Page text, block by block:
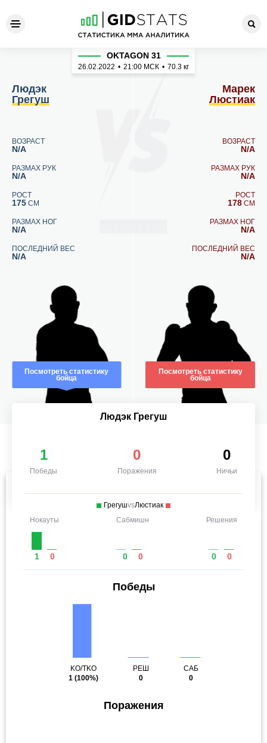
Людэк Грегуш - Марек
Людэк
Грегуш
ВОЗРАСТ
N/A
РАЗМАХ РУК
N/A
РОСТ
175 СМ
РАЗМАХ НОГ
N/A
ПОСЛЕДНИЙ ВЕС
N/A
Посмотреть статистику
бойца
OKTAGON 31
26.02.2022 • 21:00 МСК • 70.3 кг
Марек
Люстиак
ВОЗРАСТ
N/A
РАЗМАХ РУК
N/A
РОСТ
178 СМ
РАЗМАХ НОГ
N/A
ПОСЛЕДНИЙ ВЕС
N/A
Посмотреть статистику
бойца
Людэк Грегуш
1
Победы
0
Поражения
0
Ничьи
ГрегушvsЛюстиак
Нокауты
1 0
Сабмишн
0 0
Решения
0 0
Победы
KO/TKO
1 (100%)
РЕШ
0
САБ
0
Поражения